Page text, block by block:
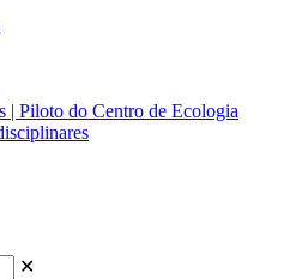
| Piloto do Centro de Ecologia
✕